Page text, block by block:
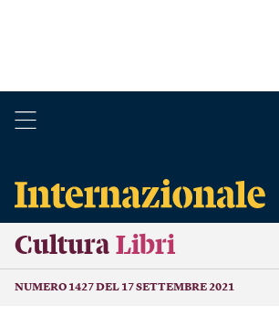
Cultura Libri
NUMERO 1427 DEL 17 SETTEMBRE 2021